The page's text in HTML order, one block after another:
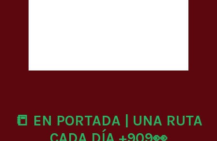
📒 EN PORTADA | UNA RUTA